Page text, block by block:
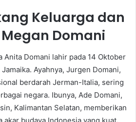
Keluarga dan
Domani
Anita Domani lahir pada 14 Oktober
Ayahnya, Jurgen Domani,
berdarah Jerman-Italia, sering
negara. Ibunya, Ade Domani,
Kalimantan Selatan, memberikan